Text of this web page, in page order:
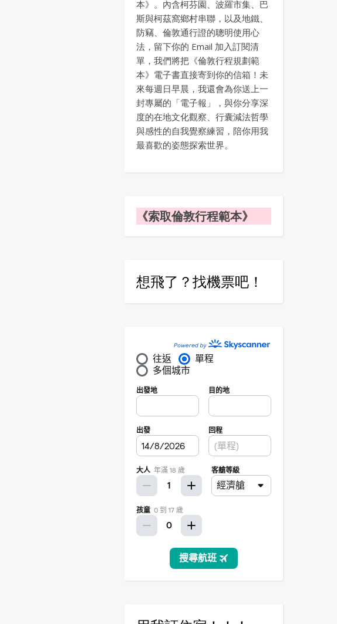
本》。內含柯芬園、波羅市集、巴
斯與柯茲窩鄉村串聯，以及地鐵、
防竊、倫敦通行證的聰明使用心
法，留下你的 Email 加入訂閱清
單，我們將把《倫敦行程規劃範
本》電子書直接寄到你的信箱！未
來每週日早晨，我還會為你送上一
封專屬的「電子報」，與你分享深
度的在地文化觀察、行囊減法哲學
與感性的自我覺察練習，陪你用我
最喜歡的姿態探索世界。
《索取倫敦行程範本》
想飛了？找機票吧！